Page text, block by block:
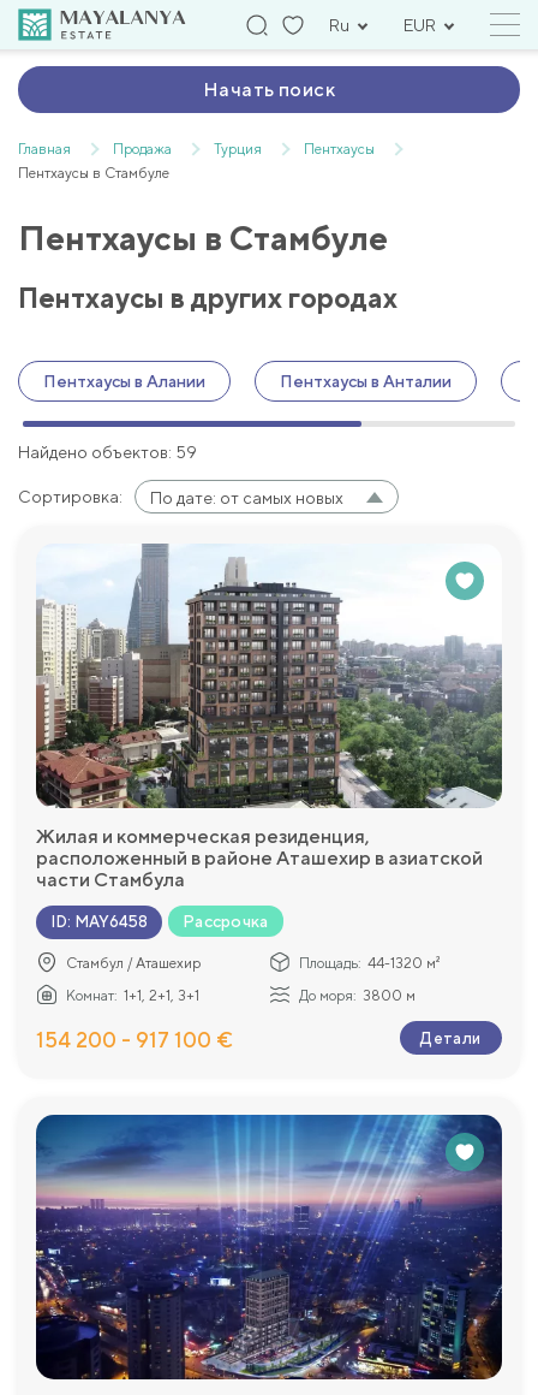
Ru EUR
Начать поиск
Главная Продажа Турция
Пентхаусы
Пентхаусы в Стамбуле
Пентхаусы в Стамбуле
Пентхаусы в других городах
Пентхаусы в Алании Пентхаусы в Анталии
Найдено объектов: 59
Сортировка: По дате: от самых новых
Жилая и коммерческая резиденция,
расположенный в районе Аташехир в азиатской
части Стамбула
ID: MAY6458 Рассрочка
Стамбул / Аташехир Площадь: 44-1320 м²
Комнат: 1+1, 2+1, 3+1 До моря: 3800 м
154 200 - 917 100 € Детали